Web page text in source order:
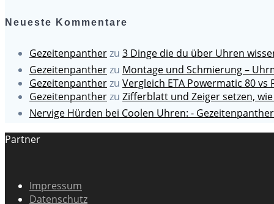
Neueste Kommentare
Gezeitenpantherzu 3 Dinge die du über Uhren
Gezeitenpantherzu Montage und Schmierung –
Gezeitenpantherzu Vergleich ETA Powermatic 80 vs
Gezeitenpantherzu Zifferblatt und Zeiger setzen, wie
Nervige Hürden bei Coolen Uhren: - Gezeitenpanther
Partner
Impressum
Datenschutz